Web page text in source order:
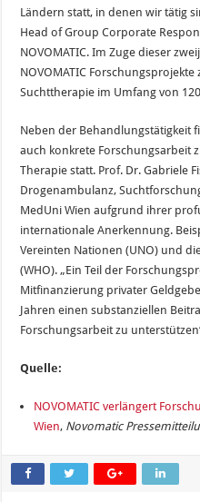
Ländern statt, in denen wir tätig
Head of Group Corporate
NOVOMATIC. Im Zuge dieser
NOVOMATIC
Suchttherapie im Umfang von
Neben der Behandlungstätigkeit
auch konkrete Forschungsarbeit
Therapie statt. Prof. Dr. Gabriele
Drogenambulanz,
MedUni Wien aufgrund ihrer
internationale Anerkennung.
Vereinten Nationen (UNO) und
(WHO). „Ein Teil der
Mitfinanzierung privater
Jahren einen substanziellen
Forschungsarbeit zu
Quelle:
NOVOMATIC verlängert
Wien, Novomatic